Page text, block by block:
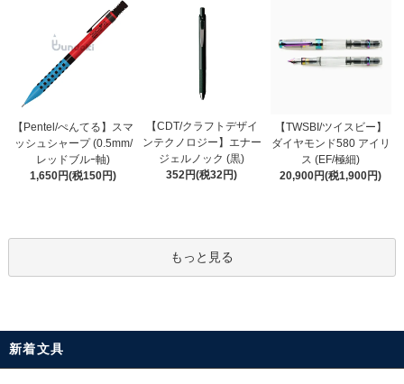
【Pentel/ぺんてる】スマ
ッシュシャープ (0.5mm/
レッドブルｰ軸)
1,650円(税150円)
【CDT/クラフトデザイ
ンテクノロジー】エナー
ジェルノック (黒)
352円(税32円)
【TWSBI/ツイスビー】
ダイヤモンド580 アイリ
ス (EF/極細)
20,900円(税1,900円)
もっと見る
新着文具